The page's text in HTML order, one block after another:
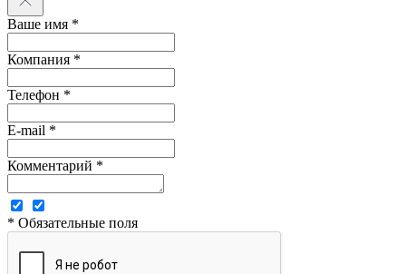
Ваше имя *
Компания *
Телефон *
E-mail *
Комментарий *
* Обязательные поля